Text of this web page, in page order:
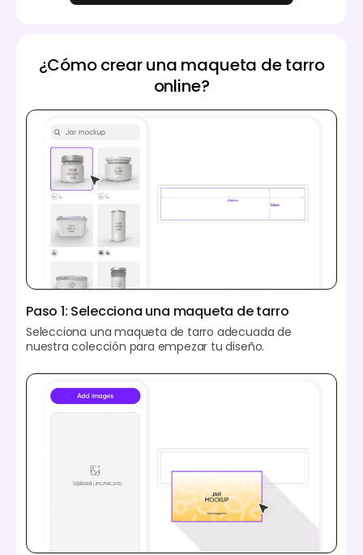
¿Cómo crear una maqueta de tarro
online?
Paso 1: Selecciona una maqueta de tarro
Selecciona una maqueta de tarro adecuada de
nuestra colección para empezar tu diseño.